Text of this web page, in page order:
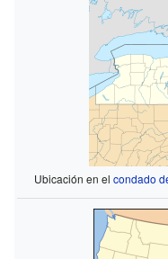
Ubicación en elcondado